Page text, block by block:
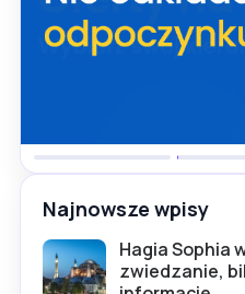
Najnowsze wpisy
Hagia Sophia
zwiedzanie,